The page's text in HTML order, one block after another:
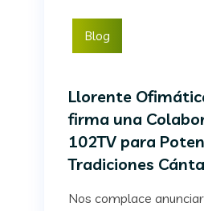
Blog
Llorente
firma una
102TV para
Tradiciones
Nos complace